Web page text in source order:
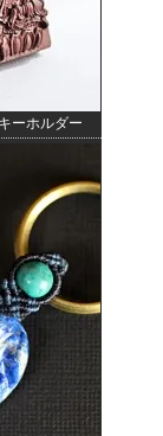
ーホルダー